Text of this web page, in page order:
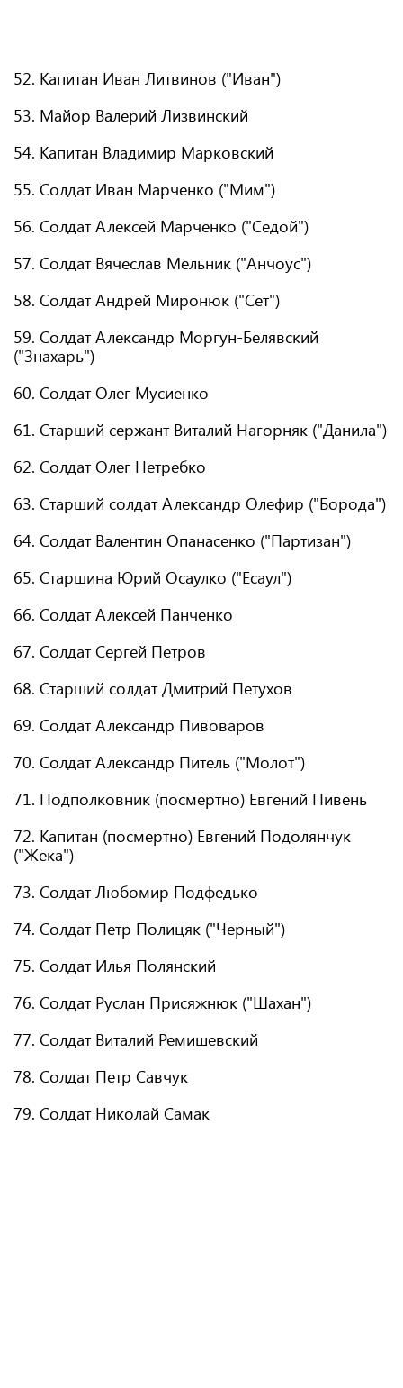
52. Капитан Иван Литвинов ("Иван")
53. Майор Валерий Лизвинский
54. Капитан Владимир Марковский
55. Солдат Иван Марченко ("Мим")
56. Солдат Алексей Марченко ("Седой")
57. Солдат Вячеслав Мельник ("Анчоус")
58. Солдат Андрей Миронюк ("Сет")
59. Солдат Александр Моргун-Белявский
("Знахарь")
60. Солдат Олег Мусиенко
61. Старший сержант Виталий Нагорняк ("Данила")
62. Солдат Олег Нетребко
63. Старший солдат Александр Олефир ("Борода")
64. Солдат Валентин Опанасенко ("Партизан")
65. Старшина Юрий Осаулко ("Есаул")
66. Солдат Алексей Панченко
67. Солдат Сергей Петров
68. Старший солдат Дмитрий Петухов
69. Солдат Александр Пивоваров
70. Солдат Александр Питель ("Молот")
71. Подполковник (посмертно) Евгений Пивень
72. Капитан (посмертно) Евгений Подолянчук
("Жека")
73. Солдат Любомир Подфедько
74. Солдат Петр Полицяк ("Черный")
75. Солдат Илья Полянский
76. Солдат Руслан Присяжнюк ("Шахан")
77. Солдат Виталий Ремишевский
78. Солдат Петр Савчук
79. Солдат Николай Самак